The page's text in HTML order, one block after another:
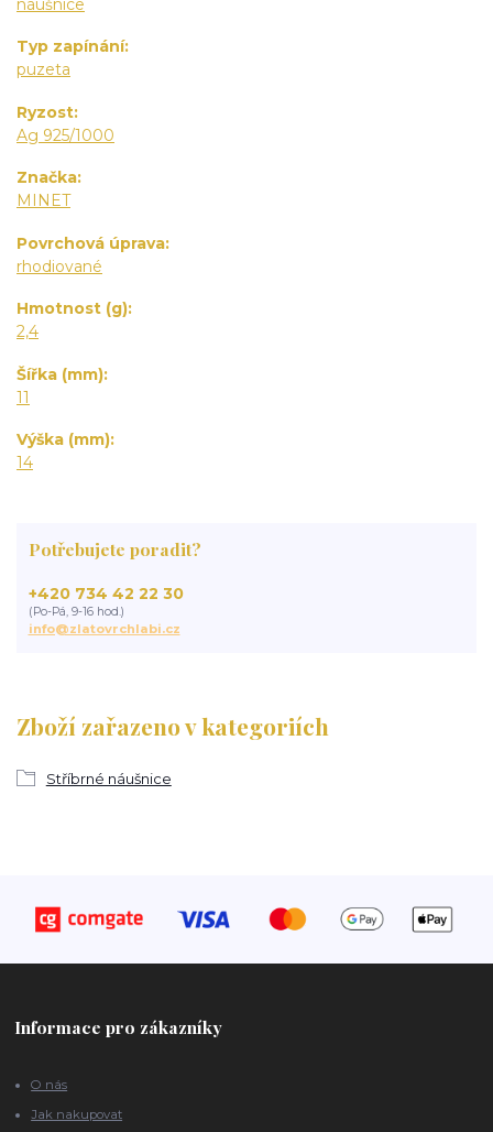
náušnice
Typ zapínání
puzeta
Ryzost
Ag 925/1000
Značka
MINET
Povrchová úprava
rhodiované
Hmotnost (g)
2,4
Šířka (mm)
11
Výška (mm)
14
Zboží zařazeno v kategoriích
Stříbrné náušnice
Potřebujete poradit?
+420 734 42 22 30
(Po-Pá, 9-16 hod.)
info@zlatovrchlabi.cz
Informace pro zákazníky
O nás
Jak nakupovat